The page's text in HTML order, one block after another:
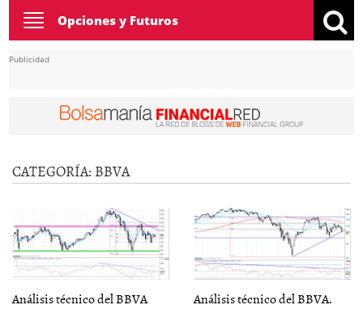
Toggle
navigation
Opciones y Futuros
Publicidad
CATEGORÍA: BBVA
Análisis técnico del BBVA Análisis técnico del BBVA.